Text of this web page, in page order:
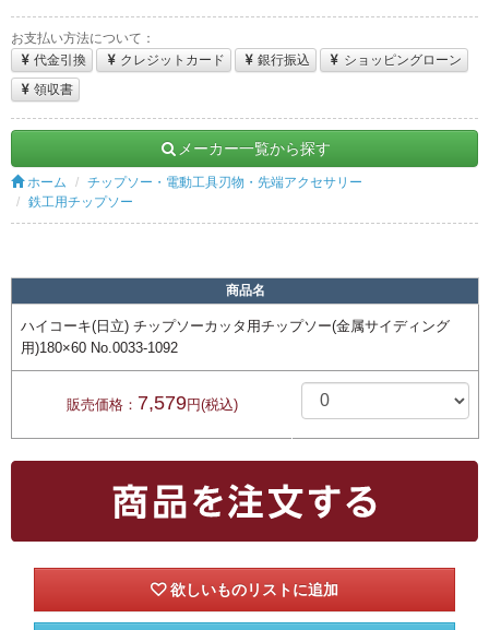
お支払い方法について：
代金引換
クレジットカード 銀行振込
ショッピングローン
領収書
メーカー一覧から探す
ホーム
チップソー・電動工具刃物・先端アクセサリー
鉄工用チップソー
商品名
ハイコーキ(日立) チップソーカッタ用チップソー(金属サイディング
用)180×60 No.0033-1092
販売価格： 7,579円(税込)